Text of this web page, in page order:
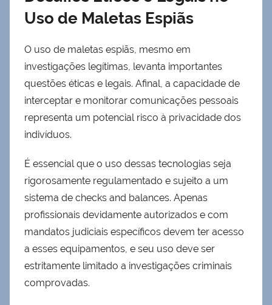
Uso de Maletas Espiãs
O uso de maletas espiãs, mesmo em
investigações legítimas, levanta importantes
questões éticas e legais. Afinal, a capacidade de
interceptar e monitorar comunicações pessoais
representa um potencial risco à privacidade dos
indivíduos.
É essencial que o uso dessas tecnologias seja
rigorosamente regulamentado e sujeito a um
sistema de checks and balances. Apenas
profissionais devidamente autorizados e com
mandatos judiciais específicos devem ter acesso
a esses equipamentos, e seu uso deve ser
estritamente limitado a investigações criminais
comprovadas.